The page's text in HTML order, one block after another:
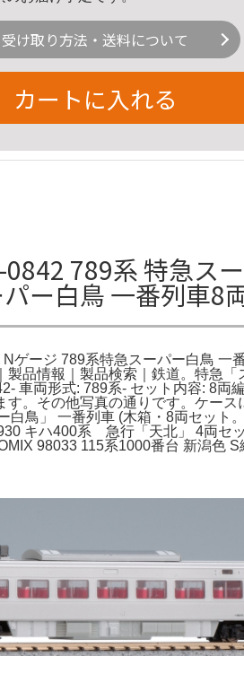
受け取り方法・送料について
カートに入れる
0842 789系 特急
ー白鳥 一番列車8
ゲージ 789系特急スーパー白鳥
製品情報｜製品検索｜鉄道。特急
車両形式: 789系- セット内容: 8
す。その他写真の通りです。ケー
白鳥」 一番列車 (木箱・8両セッ
キハ400系 急行「天北」 4両セ
98033 115系1000番台 新潟色 S